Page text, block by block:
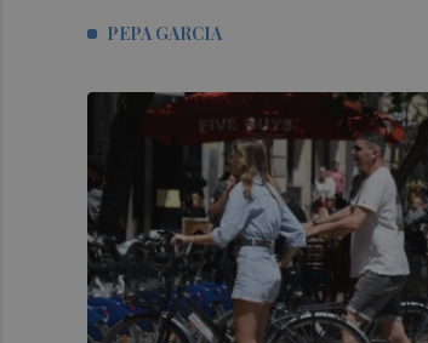
PEPA GARCIA